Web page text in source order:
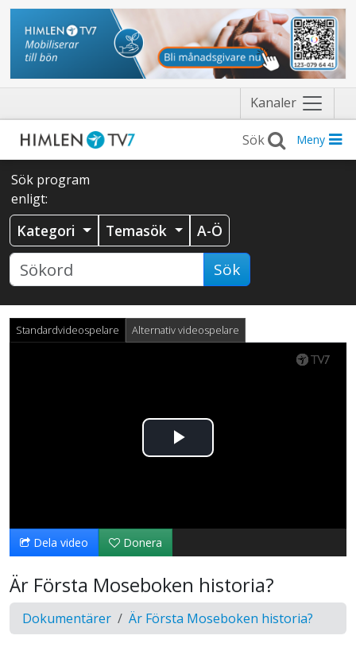
Kanaler Näytä
valikko
Meny
Sök program
enligt:
Kategori Temasök A-Ö
Sök
Standardvideospelare Alternativ videospelare
Spela
video
Dela video Donera
Är Första Moseboken historia?
Dokumentärer Är Första Moseboken historia?